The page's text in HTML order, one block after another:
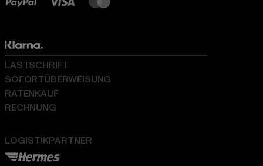
LOGISTIKPARTNER
LASTSCHRIFT
SOFORTÜBERWEISUNG
RATENKAUF
RECHNUNG